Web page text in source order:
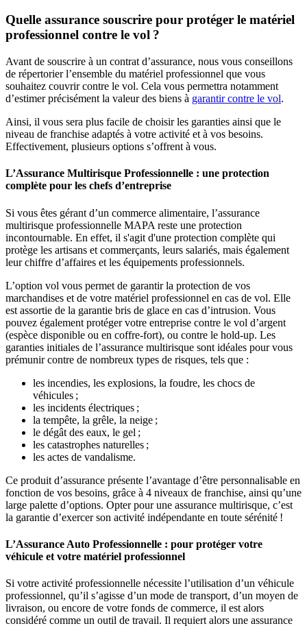
Quelle assurance souscrire pour protéger le matériel
professionnel contre le vol ?
Avant de souscrire à un contrat d’assurance, nous vous conseillons
de répertorier l’ensemble du matériel professionnel que vous
souhaitez couvrir contre le vol. Cela vous permettra notamment
d’estimer précisément la valeur des biens à garantir contre le vol.
Ainsi, il vous sera plus facile de choisir les garanties ainsi que le
niveau de franchise adaptés à votre activité et à vos besoins.
Effectivement, plusieurs options s’offrent à vous.
L’Assurance Multirisque Professionnelle : une protection
complète pour les chefs d’entreprise
Si vous êtes gérant d’un commerce alimentaire, l’assurance
multirisque professionnelle MAPA reste une protection
incontournable. En effet, il s'agit d'une protection complète qui
protège les artisans et commerçants, leurs salariés, mais également
leur chiffre d’affaires et les équipements professionnels.
L’option vol vous permet de garantir la protection de vos
marchandises et de votre matériel professionnel en cas de vol. Elle
est assortie de la garantie bris de glace en cas d’intrusion. Vous
pouvez également protéger votre entreprise contre le vol d’argent
(espèce disponible ou en coffre-fort), ou contre le hold-up. Les
garanties initiales de l’assurance multirisque sont idéales pour vous
prémunir contre de nombreux types de risques, tels que :
les incendies, les explosions, la foudre, les chocs de
véhicules ;
les incidents électriques ;
la tempête, la grêle, la neige ;
le dégât des eaux, le gel ;
les catastrophes naturelles ;
les actes de vandalisme.
Ce produit d’assurance présente l’avantage d’être personnalisable en
fonction de vos besoins, grâce à 4 niveaux de franchise, ainsi qu’une
large palette d’options. Opter pour une assurance multirisque, c’est
la garantie d’exercer son activité indépendante en toute sérénité !
L’Assurance Auto Professionnelle : pour protéger votre
véhicule et votre matériel professionnel
Si votre activité professionnelle nécessite l’utilisation d’un véhicule
professionnel, qu’il s’agisse d’un mode de transport, d’un moyen de
livraison, ou encore de votre fonds de commerce, il est alors
considéré comme un outil de travail. Il requiert alors une assurance